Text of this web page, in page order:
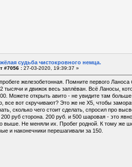
судьба чистокровного немца.
#7056 : 27-03-2020, 19:39:37 »
железобетонная. Помните первого Ланоса
тысячи и движок весь заплёван. Всё Ланосы,
Можете открыть авито - не увидите там
все вот скручивают? Это же не X5, чтобы
сколько чего стоит сделать, спросил про
руб сторона. 200 руб. и 500 шаровая - это
выше. Не меняли их. Пробег родной. К тому же
и наконечники перешагивали за 150.